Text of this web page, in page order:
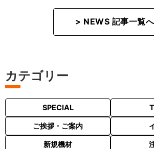
> NEWS 記事一覧へ
カテゴリー
SPECIAL
ご挨拶・ご案内
新規機材